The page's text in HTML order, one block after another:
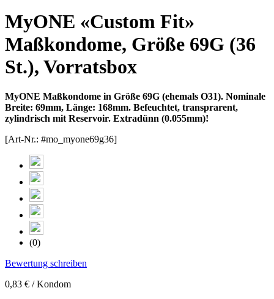
MyONE «Custom Fit»
Maßkondome, Größe 69G (36
St.), Vorratsbox
MyONE Maßkondome in Größe 69G (ehemals O31). Nominale
Breite: 69mm, Länge: 168mm. Befeuchtet, transprarent,
zylindrisch mit Reservoir. Extradünn (0.055mm)!
[Art-Nr.: #mo_myone69g36]
(0)
Bewertung schreiben
0,83 € / Kondom